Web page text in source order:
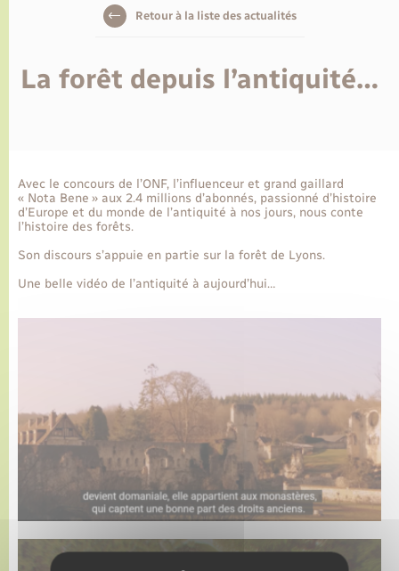
Le personnel municipal
Plan interactif
Présentation de la commune
Histoire et patrimoine
Logement - Urbanisme
Marchés de Lyons-la-Forêt
Numérique et services - accompagnement
Transports
Voirie et espace public
Travaux - Autorisation d’occupation de l’espace
Retour à la liste des actualités
La forêt depuis l’antiquité…
Avec le concours de l’ONF, l’influenceur et grand gaillard
« Nota Bene » aux 2.4 millions d’abonnés, passionné d’histoire
d’Europe et du monde de l’antiquité à nos jours, nous conte
l’histoire des forêts.
Son discours s’appuie en partie sur la forêt de Lyons.
Une belle vidéo de l’antiquité à aujourd’hui…